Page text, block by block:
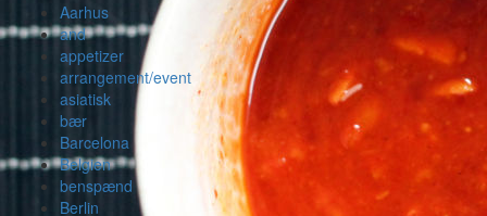
Aarhus
and
appetizer
arrangement/event
asiatisk
bær
Barcelona
Belgien
benspænd
Berlin